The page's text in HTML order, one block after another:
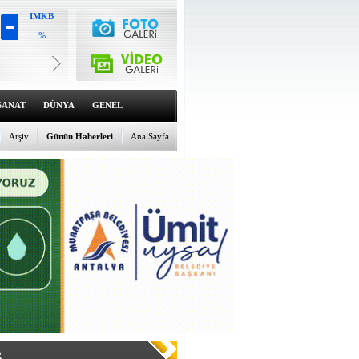
IMKB
%
6545.1
47.6016
%0.03
Euro
55.0663
%0.04
DÜNYA GENEL
Ana Sayfa
Günün Haberleri
Arşiv